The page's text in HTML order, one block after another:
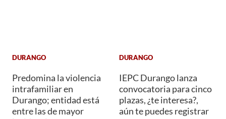
DURANGO
Predomina la violencia
intrafamiliar en
Durango; entidad está
entre las de mayor
DURANGO
IEPC Durango lanza
convocatoria para cinco
plazas, ¿te interesa?,
aún te puedes registrar